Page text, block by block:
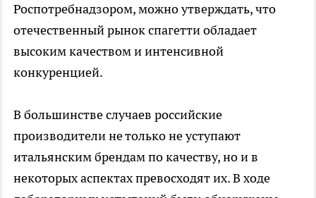
Роспотребнадзором, можно утверждать, что
отечественный рынок спагетти обладает
высоким качеством и интенсивной
конкуренцией.
В большинстве случаев российские
производители не только не уступают
итальянским брендам по качеству, но и в
некоторых аспектах превосходят их. В ходе